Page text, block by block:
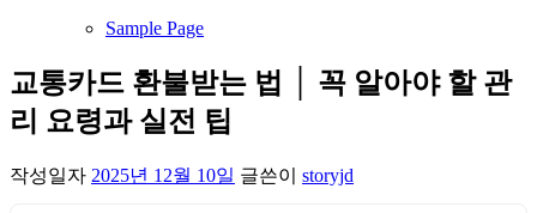
Sample Page
교통카드 환불받는 법 │ 꼭 알아야 할 관
리 요령과 실전 팁
작성일자 2025년 12월 10일 글쓴이 storyjd